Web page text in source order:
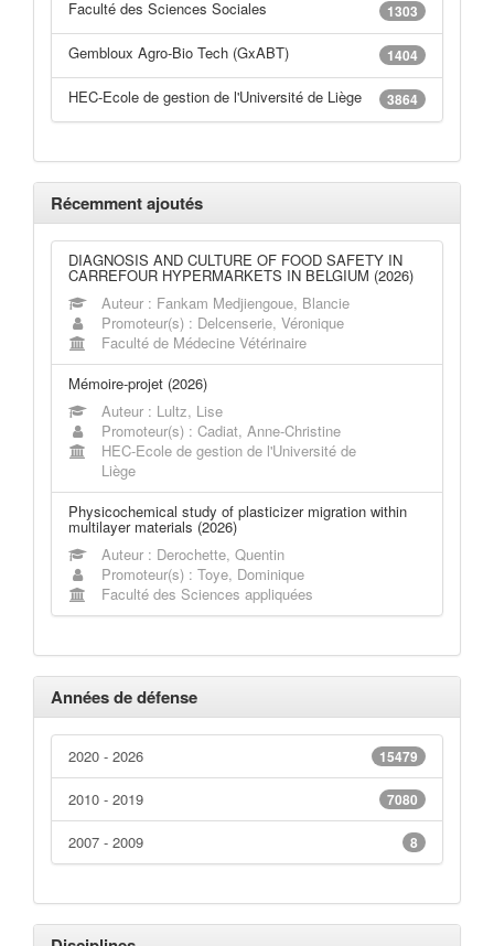
Faculté des Sciences Sociales 1303
Gembloux Agro-Bio Tech (GxABT) 1404
HEC-Ecole de gestion de l'Université de Liège 3864
Récemment ajoutés
DIAGNOSIS AND CULTURE OF FOOD SAFETY IN
CARREFOUR HYPERMARKETS IN BELGIUM (2026)
Auteur : Fankam Medjiengoue, Blancie
Promoteur(s) : Delcenserie, Véronique
Faculté de Médecine Vétérinaire
Mémoire-projet (2026)
Auteur : Lultz, Lise
Promoteur(s) : Cadiat, Anne-Christine
HEC-Ecole de gestion de l'Université de
Liège
Physicochemical study of plasticizer migration within
multilayer materials (2026)
Auteur : Derochette, Quentin
Promoteur(s) : Toye, Dominique
Faculté des Sciences appliquées
Années de défense
15479
2020 - 2026
7080
2010 - 2019
8
2007 - 2009